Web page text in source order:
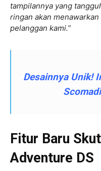
tampilannya yang
ringan akan
pelanggan kami.”
Desainnya Unik!
Fitur Baru
Adventure DS